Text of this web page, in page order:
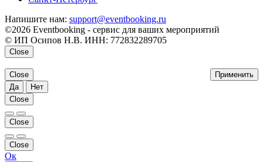
Напишите нам: support@eventbooking.ru
©2026 Eventbooking - сервис для ваших мероприятий
© ИП Осипов Н.В. ИНН: 772832289705
Close
Применить
Close
Да
Нет
Close
Close
Close
Ок